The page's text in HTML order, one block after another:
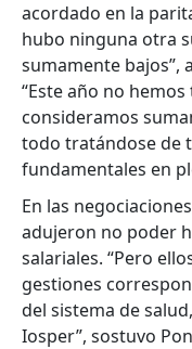
acordado en la
hubo ninguna otra
sumamente bajos”,
“Este año no
consideramos
todo tratándose de
fundamentales en
En las
adujeron no poder
salariales. “Pero
gestiones
del sistema de
Iosper”, sostuvo